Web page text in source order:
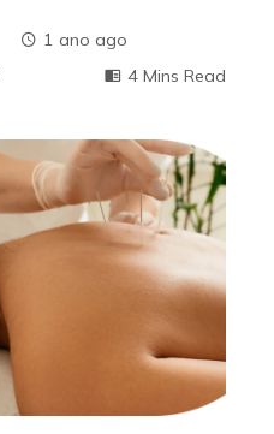
1 ano ago
4 Mins Read